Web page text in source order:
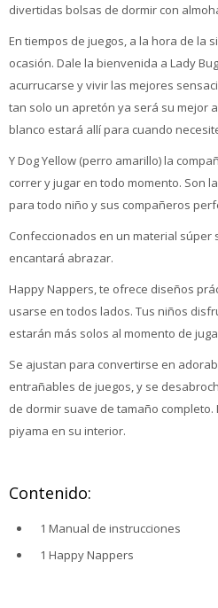
divertidas bolsas de dormir con
En tiempos de juegos, a la hora de la
ocasión. Dale la bienvenida a Lady
acurrucarse y vivir las mejores
tan solo un apretón ya será su mejor
blanco estará allí para cuando
Y Dog Yellow (perro amarillo) la
correr y jugar en todo momento. Son
para todo niño y sus compañeros
Confeccionados en un material súper
encantará abrazar.
Happy Nappers, te ofrece diseños
usarse en todos lados. Tus niños
estarán más solos al momento de
Se ajustan para convertirse en
entrañables de juegos, y se
de dormir suave de tamaño
piyama en su interior.
Contenido:
1 Manual de instrucciones
1 Happy Nappers